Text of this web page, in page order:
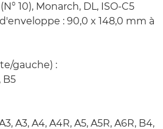
10), Monarch, DL, ISO-C5
: 90,0 x 148,0 mm à
gauche) :
B5
A3, A4, A4R, A5, A5R, A6R, B4,